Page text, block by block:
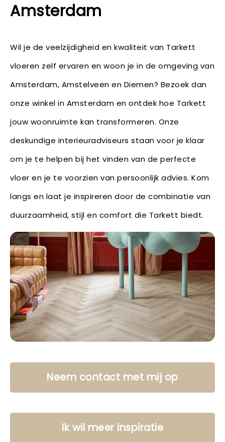
Amsterdam
Wil je de veelzijdigheid en kwaliteit van Tarkett
vloeren zelf ervaren en woon je in de omgeving van
Amsterdam, Amstelveen en Diemen? Bezoek dan
onze winkel in Amsterdam en ontdek hoe Tarkett
jouw woonruimte kan transformeren. Onze
deskundige interieuradviseurs staan voor je klaar
om je te helpen bij het vinden van de perfecte
vloer en je te voorzien van persoonlijk advies. Kom
langs en laat je inspireren door de combinatie van
duurzaamheid, stijl en comfort die Tarkett biedt.
Neem contact met mij op
Ik wil meer inspiratie